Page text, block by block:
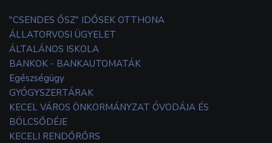
"CSENDES ŐSZ" IDŐSEK OTTHONA
ÁLLATORVOSI ÜGYELET
ÁLTALÁNOS ISKOLA
BANKOK - BANKAUTOMATÁK
Egészségügy
GYÓGYSZERTÁRAK
KECEL VÁROS ÖNKORMÁNYZAT ÓVODÁJA ÉS
BÖLCSŐDÉJE
KECELI RENDŐRŐRS